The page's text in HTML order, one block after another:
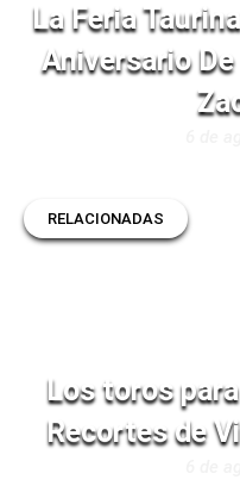
La Feria
Aniversario
RELACIONADAS
Los toros
Recortes de